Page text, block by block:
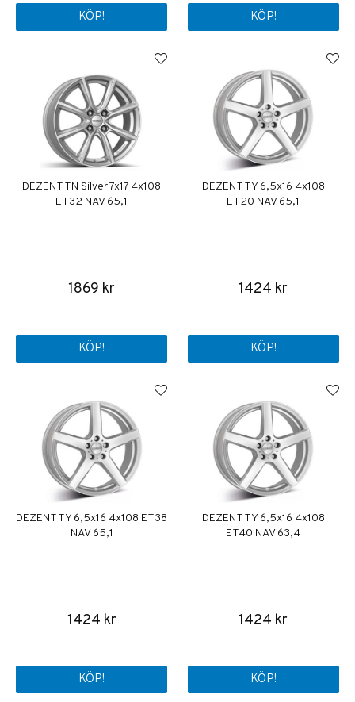
KÖP! KÖP!
DEZENT TN Silver 7x17 4x108
ET32 NAV 65,1
1869 kr
KÖP!
DEZENT TY 6,5x16 4x108
ET20 NAV 65,1
1424 kr
KÖP!
DEZENT TY 6,5x16 4x108 ET38
NAV 65,1
1424 kr
KÖP!
DEZENT TY 6,5x16 4x108
ET40 NAV 63,4
1424 kr
KÖP!